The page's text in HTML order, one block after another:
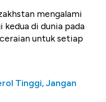
mengalami
di dunia pada
untuk setiap
Tinggi, Jangan